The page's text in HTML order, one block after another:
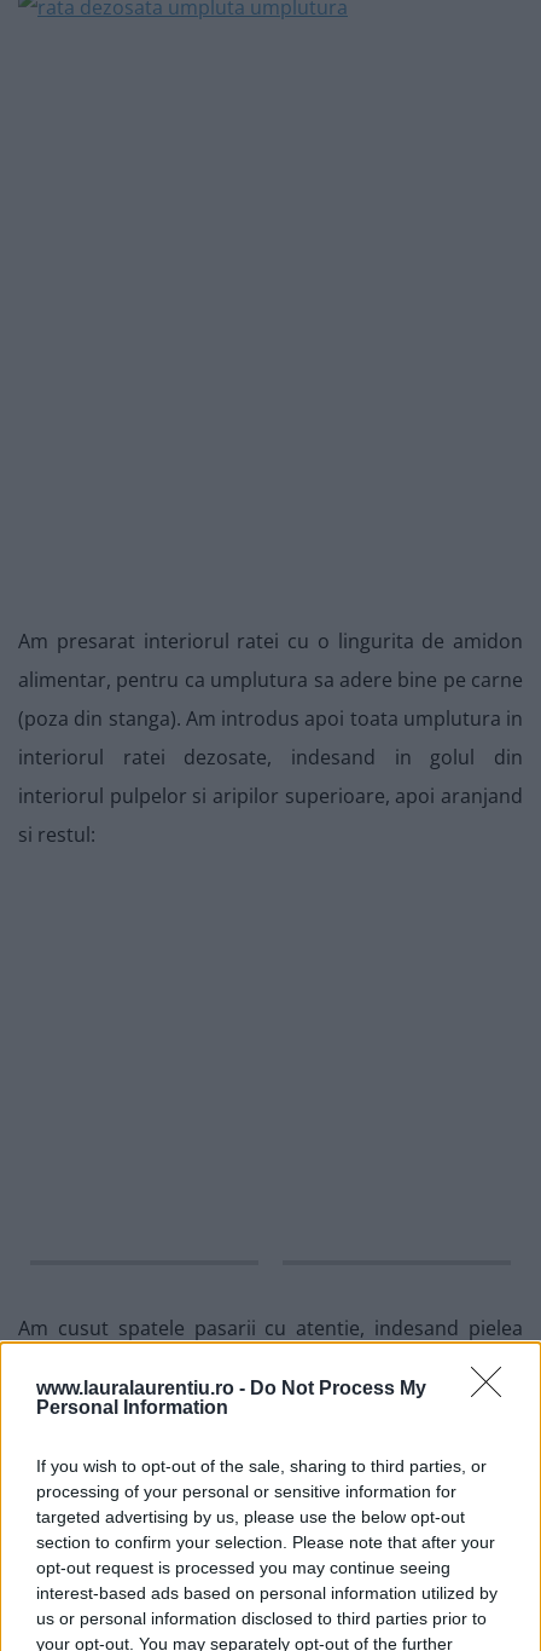
www.lauralaurentiu.ro - Do Not Process My
Personal Information
If you wish to opt-out of the sale, sharing to third parties, or
processing of your personal or sensitive information for
targeted advertising by us, please use the below opt-out
section to confirm your selection. Please note that after your
opt-out request is processed you may continue seeing
interest-based ads based on personal information utilized by
us or personal information disclosed to third parties prior to
your opt-out. You may separately opt-out of the further
Am presarat interiorul ratei cu o lingurita de amidon
alimentar, pentru ca umplutura sa adere bine pe carne
(poza din stanga). Am introdus apoi toata umplutura in
interiorul ratei dezosate, indesand in golul din
interiorul pulpelor si aripilor superioare, apoi aranjand
si restul:
Am cusut spatele pasarii cu atentie, indesand pielea